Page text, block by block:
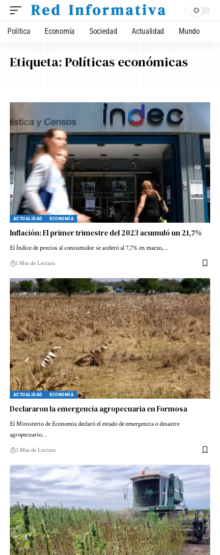
Política Economía Sociedad Actualidad Mundo
Etiqueta:Políticas económicas
ACTUALIDAD ECONOMÍA
Inflación: El primer trimestre del 2023 acumuló un 21,7%
El Índice de precios al consumidor se aceleró al 7,7% en marzo,…
1 Min de Lectura
ACTUALIDAD ECONOMÍA
Declararon la emergencia agropecuaria en Formosa
El Ministerio de Economía declaró el estado de emergencia o desastre
agropecuario…
3 Min de Lectura